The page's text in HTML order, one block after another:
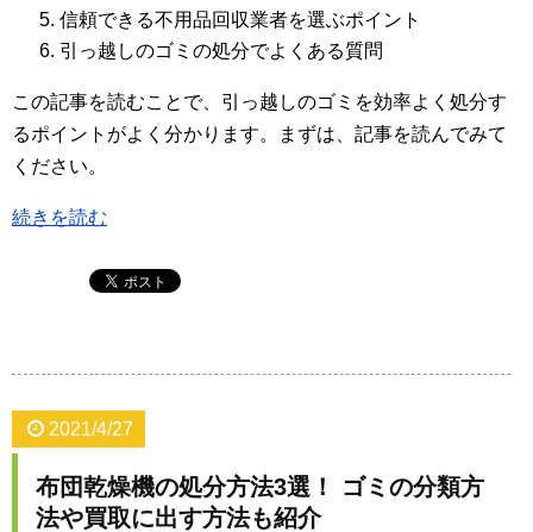
信頼できる不用品回収業者を選ぶポイント
引っ越しのゴミの処分でよくある質問
この記事を読むことで、引っ越しのゴミを効率よく処分す
るポイントがよく分かります。まずは、記事を読んでみて
ください。
続きを読む
2021/4/27
布団乾燥機の処分方法3選！ ゴミの分類方
法や買取に出す方法も紹介